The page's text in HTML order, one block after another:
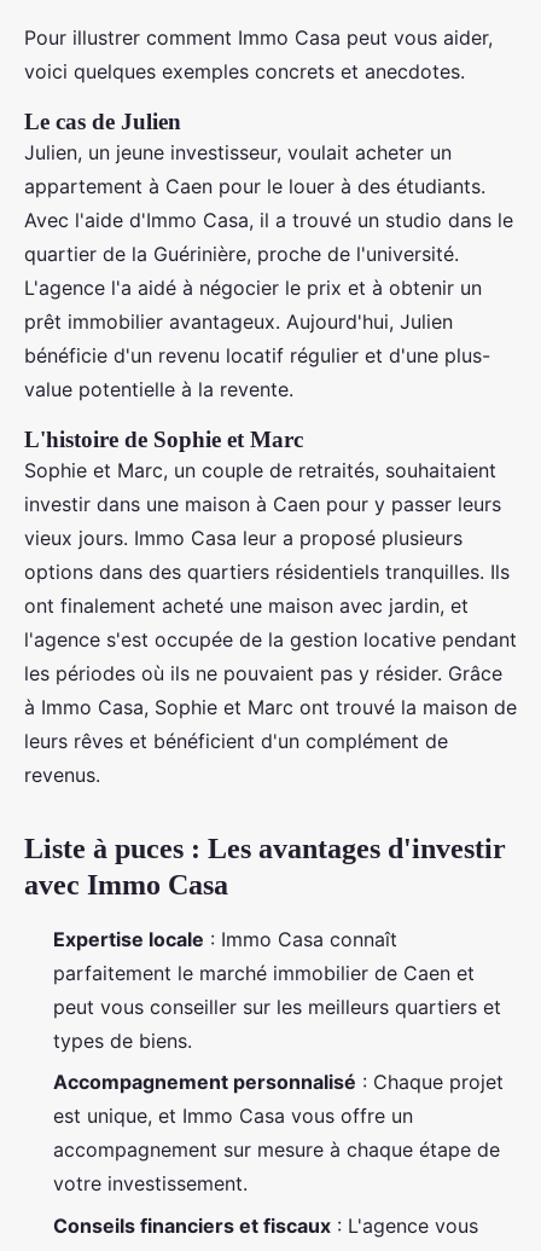
Pour illustrer comment Immo Casa peut vous aider,
voici quelques exemples concrets et anecdotes.
Le cas de Julien
Julien, un jeune investisseur, voulait acheter un
appartement à Caen pour le louer à des étudiants.
Avec l'aide d'Immo Casa, il a trouvé un studio dans le
quartier de la Guérinière, proche de l'université.
L'agence l'a aidé à négocier le prix et à obtenir un
prêt immobilier avantageux. Aujourd'hui, Julien
bénéficie d'un revenu locatif régulier et d'une plus-
value potentielle à la revente.
L'histoire de Sophie et Marc
Sophie et Marc, un couple de retraités, souhaitaient
investir dans une maison à Caen pour y passer leurs
vieux jours. Immo Casa leur a proposé plusieurs
options dans des quartiers résidentiels tranquilles. Ils
ont finalement acheté une maison avec jardin, et
l'agence s'est occupée de la gestion locative pendant
les périodes où ils ne pouvaient pas y résider. Grâce
à Immo Casa, Sophie et Marc ont trouvé la maison de
leurs rêves et bénéficient d'un complément de
revenus.
Liste à puces : Les avantages d'investir
avec Immo Casa
Expertise locale : Immo Casa connaît
parfaitement le marché immobilier de Caen et
peut vous conseiller sur les meilleurs quartiers et
types de biens.
Accompagnement personnalisé : Chaque projet
est unique, et Immo Casa vous offre un
accompagnement sur mesure à chaque étape de
votre investissement.
Conseils financiers et fiscaux : L'agence vous